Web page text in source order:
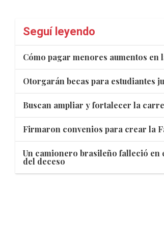
Seguí leyendo
Cómo pagar menores aumentos en
Otorgarán becas para estudiantes
Buscan ampliar y fortalecer la
Firmaron convenios para crear la
Un camionero brasileño falleció en
del deceso